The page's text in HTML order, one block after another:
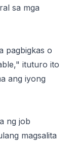
sa mga
pagbigkas o
ituturo ito
ang iyong
ng job
magsalita